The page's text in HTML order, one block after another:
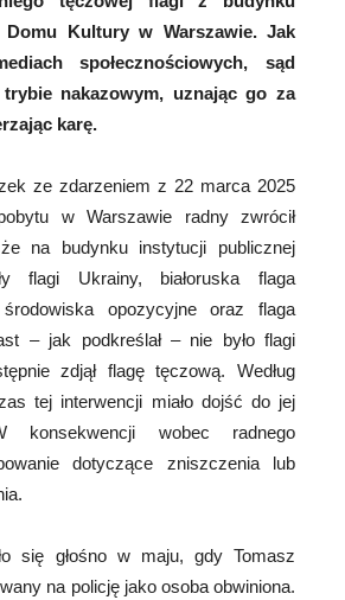
Domu Kultury w Warszawie. Jak
społecznościowych, sąd
nakazowym, uznając go za
karę.
ze zdarzeniem z 22 marca 2025
w Warszawie radny zwrócił
na budynku instytucji publicznej
flagi Ukrainy, białoruska flaga
opozycyjne oraz flaga
– jak podkreślał – nie było flagi
zdjął flagę tęczową. Według
tej interwencji miało dojść do jej
konsekwencji wobec radnego
dotyczące zniszczenia lub
się głośno w maju, gdy Tomasz
na policję jako osoba obwiniona.